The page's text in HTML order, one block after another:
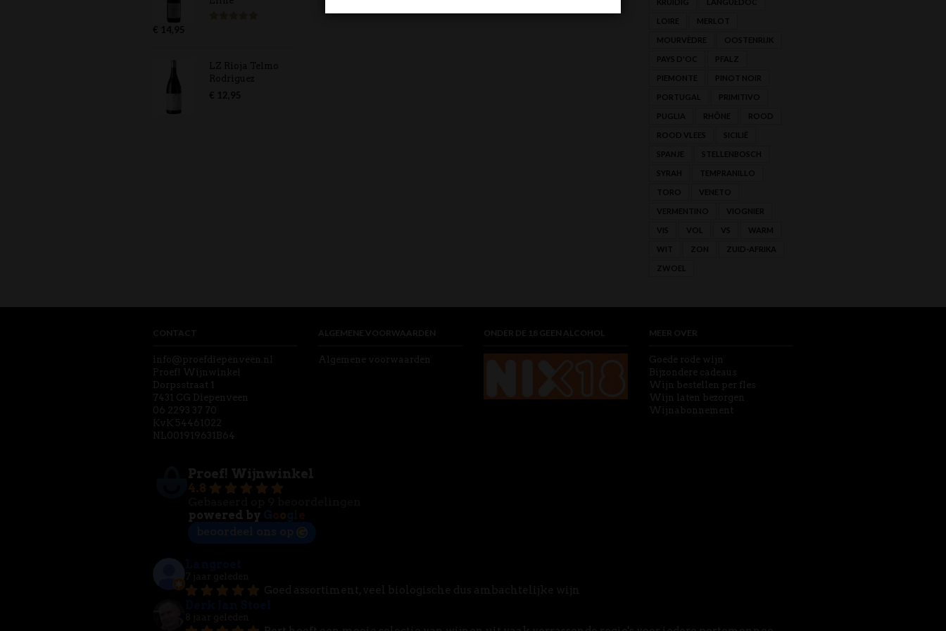
€ 14,95
LZ Rioja Telmo
Rodriguez
€ 12,95
LOIRE MERLOT
MOURVÈDRE OOSTENRIJK
PAYS D'OC PFALZ
PIEMONTE PINOT NOIR
PORTUGAL PRIMITIVO
PUGLIA RHÔNE ROOD
ROOD VLEES SICILIË
SPANJE STELLENBOSCH
SYRAH TEMPRANILLO
TORO VENETO
VERMENTINO VIOGNIER
VIS VOL VS WARM
WIT ZON ZUID-AFRIKA
ZWOEL
CONTACT
info@proefdiepenveen.nl
Proef! Wijnwinkel
Dorpsstraat 1
7431 CG Diepenveen
06 2293 37 70
KvK 54461022
NL001919631B64
ALGEMENE VOORWAARDEN
Algemene voorwaarden
ONDER DE 18 GEEN ALCOHOL MEER OVER
Goede rode wijn
Bijzondere cadeaus
Wijn bestellen per fles
Wijn laten bezorgen
Wijnabonnement
4.8
powered by
o